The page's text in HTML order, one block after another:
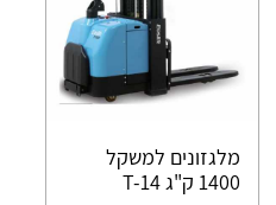
מלגזונים למשקל
1400 ק"ג T-14